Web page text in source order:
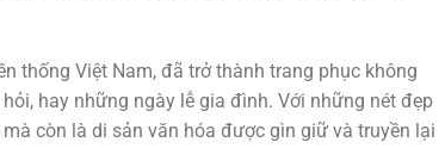
thống Việt Nam, đã trở thành trang phục không
hay những ngày lễ gia đình. Với những nét đẹp
còn là di sản văn hóa được gìn giữ và truyền lại